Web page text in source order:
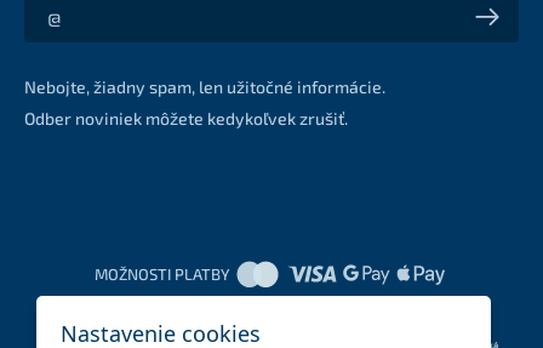
Akcie a zľavy na váš e-mail z prvej ruky
Nebojte, žiadny spam, len užitočné informácie.
Odber noviniek môžete kedykoľvek zrušiť.
MOŽNOSTI PLATBY
Nastavenie cookies